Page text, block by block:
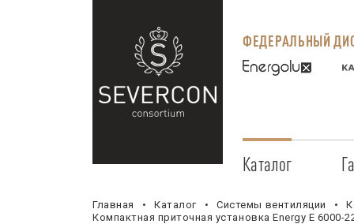
ФЕДЕРАЛЬНЫЙ
Каталог
Главная Каталог Системы вентиляции
Компактная приточная установка Energy E 6000-